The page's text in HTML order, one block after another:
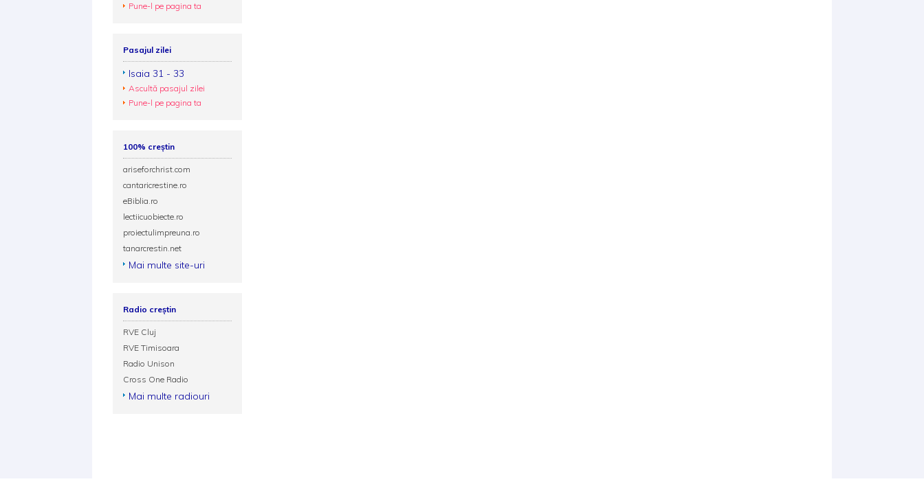
Pune-l pe pagina ta
Pasajul zilei
Isaia 31 - 33
Ascultă pasajul zilei
Pune-l pe pagina ta
100% creștin
ariseforchrist.com
cantaricrestine.ro
eBiblia.ro
lectiicuobiecte.ro
proiectulimpreuna.ro
tanarcrestin.net
Mai multe site-uri
Radio creștin
RVE Cluj
RVE Timisoara
Radio Unison
Cross One Radio
Mai multe radiouri